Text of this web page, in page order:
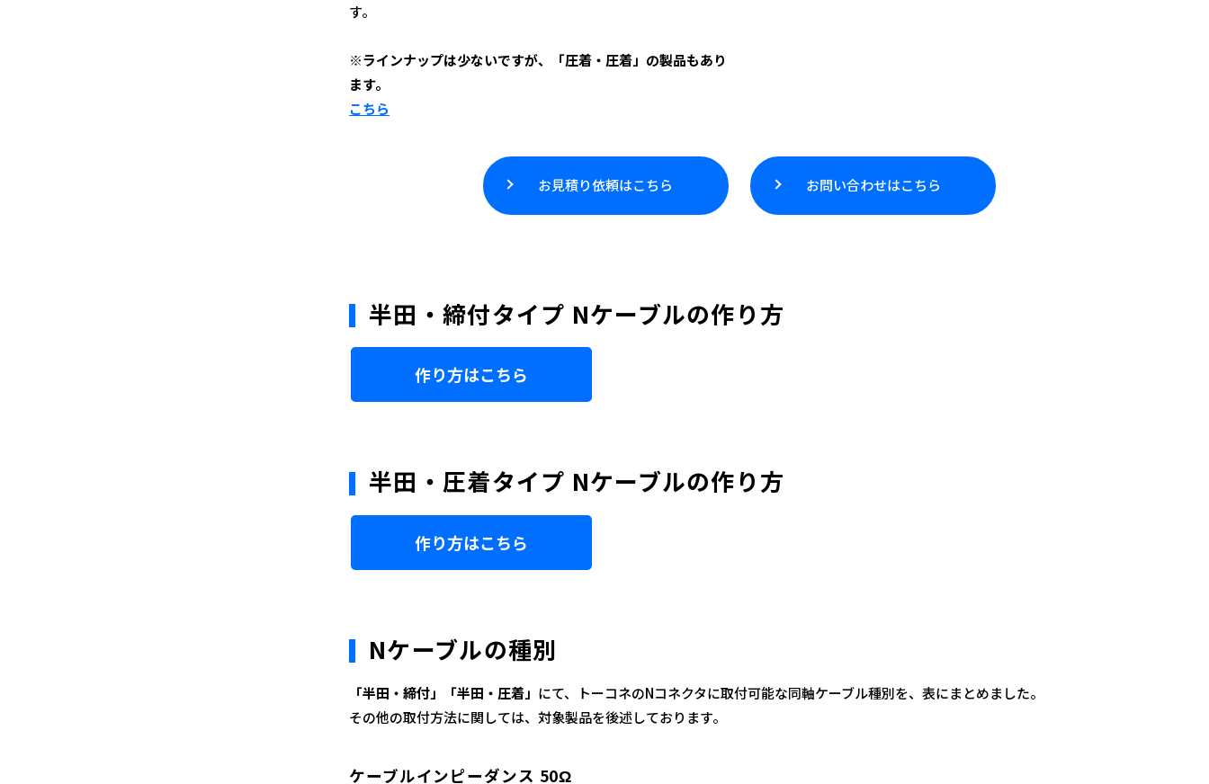
す。
※ラインナップは少ないですが、「圧着・圧着」の製品もあり
ます。
こちら
お見積り依頼はこちら お問い合わせはこちら
半田・締付タイプ Nケーブルの作り方
作り方はこちら
半田・圧着タイプ Nケーブルの作り方
作り方はこちら
Nケーブルの種別
「半田・締付」「半田・圧着」 にて、トーコネのNコネクタに取付可能な同軸ケーブル種別を、表にまとめました。
その他の取付方法に関しては、対象製品を後述しております。
ケーブルインピーダンス 50Ω